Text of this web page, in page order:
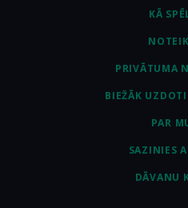
KĀ
PRIVĀTUMA
BIEŽĀK
PAR
SAZINIES
DĀVANU